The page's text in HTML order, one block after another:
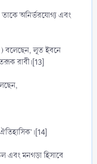
তাকে অনির্ভরযোগ্য এবং
বলেছেন, লূত ইবনে
রাবী।[13]
এবং মনগড়া হিসাবে